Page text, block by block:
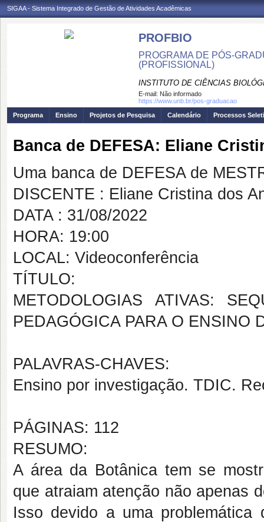
SIGAA - Sistema Integrado de Gestão de Atividades Acadêmicas
PROFBIO
PROGRAMA DE PÓS-
(PROFISSIONAL)
INSTITUTO DE CIÊNCIAS
E-mail: Não informado
https://www.unb.br/pos-graduacao
Programa
Ensino Projetos de Pesquisa Calendário Processos
Banca de DEFESA: Eliane
Uma banca de DEFESA de
DISCENTE : Eliane Cristina dos
DATA : 31/08/2022
HORA: 19:00
LOCAL: Videoconferência
TÍTULO:
METODOLOGIAS ATIVAS:
PEDAGÓGICA PARA O ENSINO
PALAVRAS-CHAVES:
Ensino por investigação. TDIC.
PÁGINAS: 112
RESUMO:
A área da Botânica tem se
que atraiam atenção não apenas
Isso devido a uma problemática